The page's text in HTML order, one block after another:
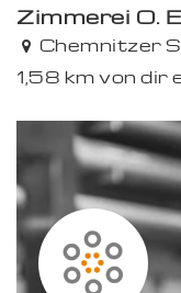
Zimmerei O.
Chemnitzer
1,58 km von